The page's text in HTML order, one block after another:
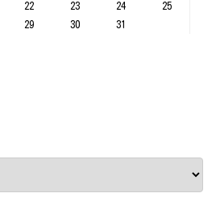
22 23 24
25
29 30 31